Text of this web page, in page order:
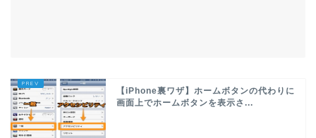
【iPhone裏ワザ】ホームボタンの代わりに
画面上でホームボタンを表示さ...